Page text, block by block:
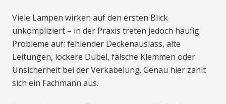
Viele Lampen wirken auf den ersten Blick
unkompliziert – in der Praxis treten jedoch häufig
Probleme auf: fehlender Deckenauslass, alte
Leitungen, lockere Dübel, falsche Klemmen oder
Unsicherheit bei der Verkabelung. Genau hier zahlt
sich ein Fachmann aus.